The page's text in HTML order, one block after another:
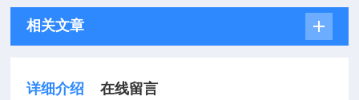
相关文章
详细介绍 在线留言